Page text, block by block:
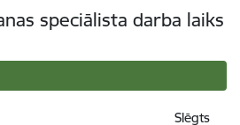
speciālista darba laiks
Slēgts